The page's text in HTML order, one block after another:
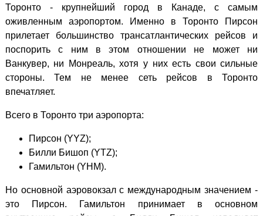
Торонто - крупнейший город в Канаде, с самым
оживленным аэропортом. Именно в Торонто Пирсон
прилетает большинство трансатлантических рейсов и
поспорить с ним в этом отношении не может ни
Ванкувер, ни Монреаль, хотя у них есть свои сильные
стороны. Тем не менее сеть рейсов в Торонто
впечатляет.
Всего в Торонто три аэропорта:
Пирсон (YYZ);
Билли Бишоп (YTZ);
Гамильтон (YHM).
Но основной аэровокзал с международным значением -
это Пирсон. Гамильтон принимает в основном